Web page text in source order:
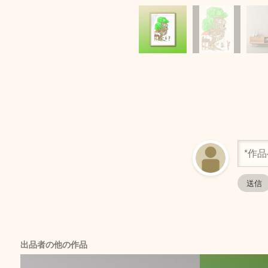
出品者の他の作品